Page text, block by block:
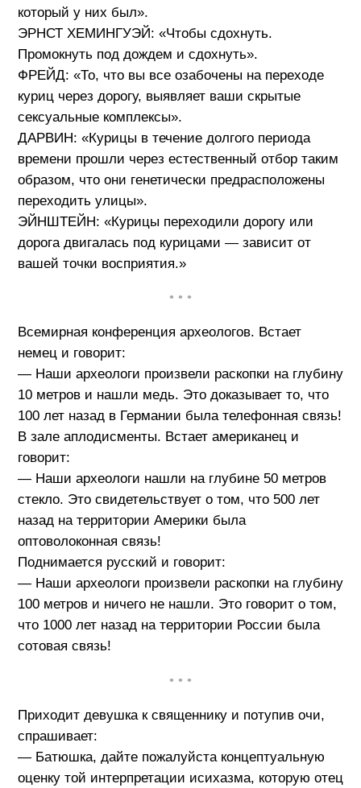
который у них был».
ЭРНСТ ХЕМИНГУЭЙ: «Чтобы сдохнуть.
Промокнуть под дождем и сдохнуть».
ФРЕЙД: «То, что вы все озабочены на переходе
куриц через дорогу, выявляет ваши скрытые
сексуальные комплексы».
ДАРВИН: «Курицы в течение долгого периода
времени прошли через естественный отбор таким
образом, что они генетически предрасположены
переходить улицы».
ЭЙНШТЕЙН: «Курицы переходили дорогу или
дорога двигалась под курицами — зависит от
вашей точки восприятия.»
• • •
Всемирная конференция археологов. Встает
немец и говорит:
— Наши археологи произвели раскопки на глубину
10 метров и нашли медь. Это доказывает то, что
100 лет назад в Германии была телефонная связь!
В зале аплодисменты. Встает американец и
говорит:
— Наши археологи нашли на глубине 50 метров
стекло. Это свидетельствует о том, что 500 лет
назад на территории Америки была
оптоволоконная связь!
Поднимается русский и говорит:
— Наши археологи произвели раскопки на глубину
100 метров и ничего не нашли. Это говорит о том,
что 1000 лет назад на территории России была
сотовая связь!
• • •
Приходит девушка к священнику и потупив очи,
спрашивает:
— Батюшка, дайте пожалуйста концептуальную
оценку той интерпретации исихазма, которую отец